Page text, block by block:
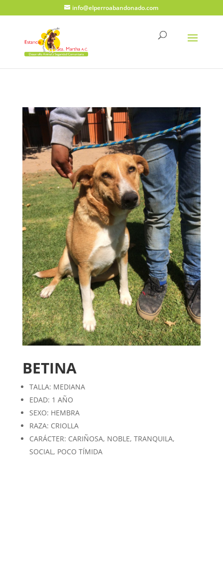
info@elperroabandonado.com
BETINA
TALLA: MEDIANA
EDAD: 1 AÑO
SEXO: HEMBRA
RAZA: CRIOLLA
CARÁCTER: CARIÑOSA, NOBLE, TRANQUILA,
SOCIAL, POCO TÍMIDA